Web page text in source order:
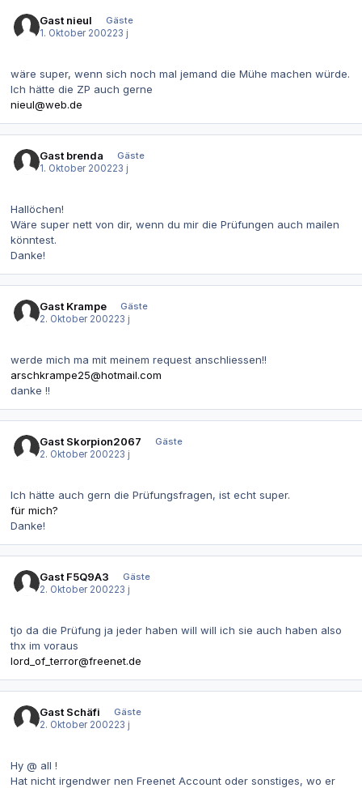
Gast nieul
Gäste
1. Oktober 200223 j
wäre super, wenn sich noch mal jemand die Mühe machen würde.
Ich hätte die ZP auch gerne
nieul@web.de
Gast brenda
Gäste
1. Oktober 200223 j
Hallöchen!
Wäre super nett von dir, wenn du mir die Prüfungen auch mailen
könntest.
Danke!
Gast Krampe
Gäste
2. Oktober 200223 j
werde mich ma mit meinem request anschliessen!!
arschkrampe25@hotmail.com
danke !!
Gast Skorpion2067
Gäste
2. Oktober 200223 j
Ich hätte auch gern die Prüfungsfragen, ist echt super.
für mich?
Danke!
Gast F5Q9A3
Gäste
2. Oktober 200223 j
tjo da die Prüfung ja jeder haben will will ich sie auch haben also
thx im voraus
lord_of_terror@freenet.de
Gast Schäfi
Gäste
2. Oktober 200223 j
Hy @ all !
Hat nicht irgendwer nen Freenet Account oder sonstiges, wo er